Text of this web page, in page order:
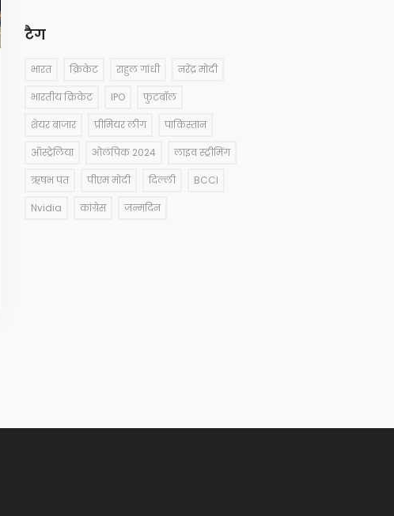
टैग
भारत क्रिकेट राहुल गांधी नरेंद्र मोदी
भारतीय क्रिकेट IPO फुटबॉल
शेयर बाजार प्रीमियर लीग पाकिस्तान
ऑस्ट्रेलिया ओलंपिक 2024 लाइव स्ट्रीमिंग
ऋषभ पंत पीएम मोदी दिल्ली BCCI
Nvidia कांग्रेस जन्मदिन